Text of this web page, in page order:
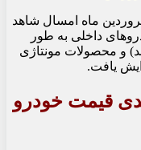
ماه امسال شاهد
داخلی به طور
میلیون تومان (معادل 7.1 درصد) و محصولات مونتاژی
در رشد 7 درصدی قیمت خودرو